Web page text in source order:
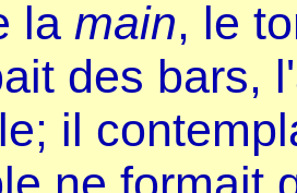
la main, le
des bars,
il